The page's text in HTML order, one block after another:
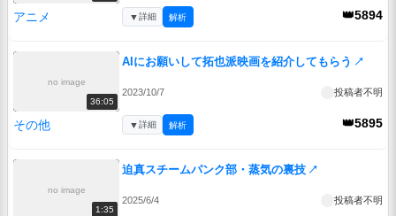
アニメ 👑5894
▼詳細 解析
no image
36:05
AIにお願いして拓也派映画を紹介してもらう ↗
2023/10/7 投稿者不明
その他 👑5895
▼詳細 解析
no image
1:35
迫真スチームパンク部・蒸気の裏技 ↗
2025/6/4 投稿者不明